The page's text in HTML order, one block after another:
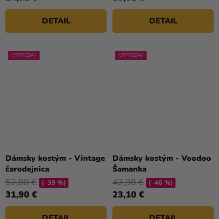
DETAIL DETAIL
VÝPREDAJ
Dámsky kostým - Vintage
čarodejnica
31,90 €
52,80 € (–39 %)
VÝPREDAJ
Dámsky kostým - Voodoo
Šamanka
23,10 €
42,90 € (–46 %)